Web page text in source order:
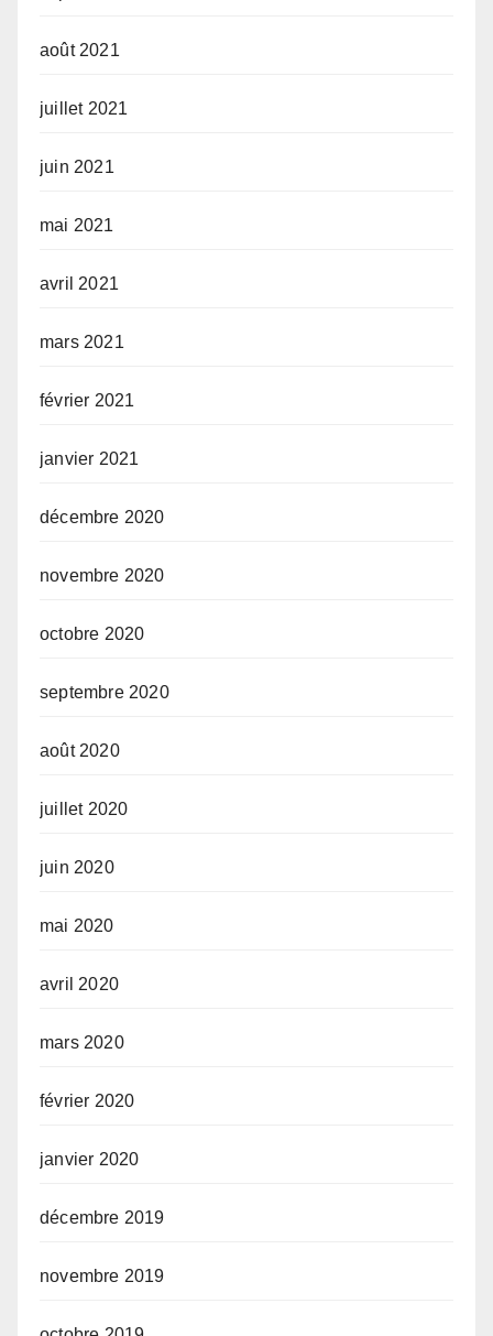
août 2021
juillet 2021
juin 2021
mai 2021
avril 2021
mars 2021
février 2021
janvier 2021
décembre 2020
novembre 2020
octobre 2020
septembre 2020
août 2020
juillet 2020
juin 2020
mai 2020
avril 2020
mars 2020
février 2020
janvier 2020
décembre 2019
novembre 2019